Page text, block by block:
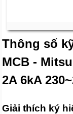
Thông số
MCB -
2A 6kA
Giải thích ký